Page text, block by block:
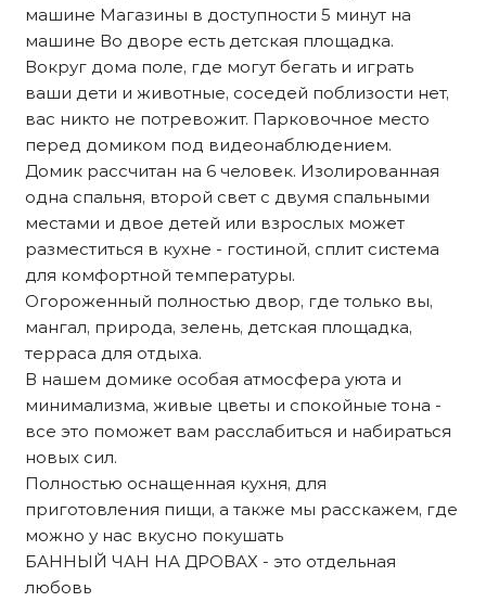
машине Магазины в доступности 5 минут на
машине Во дворе есть детская площадка.
Вокруг дома поле, где могут бегать и играть
ваши дети и животные, соседей поблизости нет,
вас никто не потревожит. Парковочное место
перед домиком под видеонаблюдением.
Домик рассчитан на 6 человек. Изолированная
одна спальня, второй свет с двумя спальными
местами и двое детей или взрослых может
разместиться в кухне - гостиной, сплит система
для комфортной температуры.
Огороженный полностью двор, где только вы,
мангал, природа, зелень, детская площадка,
терраса для отдыха.
В нашем домике особая атмосфера уюта и
минимализма, живые цветы и спокойные тона -
все это поможет вам расслабиться и набираться
новых сил.
Полностью оснащенная кухня, для
приготовления пищи, а также мы расскажем, где
можно у нас вкусно покушать
БАННЫЙ ЧАН НА ДРОВАХ - это отдельная
любовь